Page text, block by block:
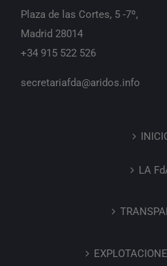
Plaza de las Cortes, 5 -7º,
Madrid 28014
+34 915 522 526
secretariafda@aridos.info
LA